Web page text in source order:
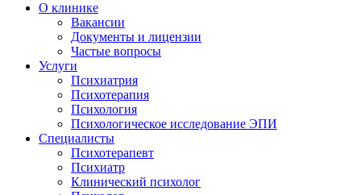
О клинике
Вакансии
Документы и лицензии
Частые вопросы
Услуги
Психиатрия
Психотерапия
Психология
Психологическое исследование ЭПИ
Специалисты
Психотерапевт
Психиатр
Клинический психолог